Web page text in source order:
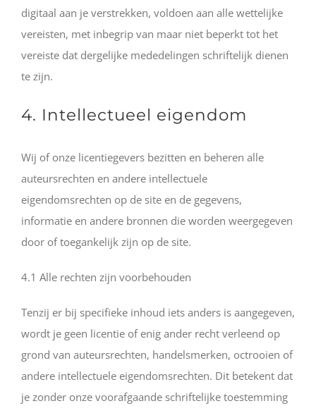
digitaal aan je verstrekken, voldoen aan alle wettelijke
vereisten, met inbegrip van maar niet beperkt tot het
vereiste dat dergelijke mededelingen schriftelijk dienen
te zijn.
4. Intellectueel eigendom
Wij of onze licentiegevers bezitten en beheren alle
auteursrechten en andere intellectuele
eigendomsrechten op de site en de gegevens,
informatie en andere bronnen die worden weergegeven
door of toegankelijk zijn op de site.
4.1 Alle rechten zijn voorbehouden
Tenzij er bij specifieke inhoud iets anders is aangegeven,
wordt je geen licentie of enig ander recht verleend op
grond van auteursrechten, handelsmerken, octrooien of
andere intellectuele eigendomsrechten. Dit betekent dat
je zonder onze voorafgaande schriftelijke toestemming